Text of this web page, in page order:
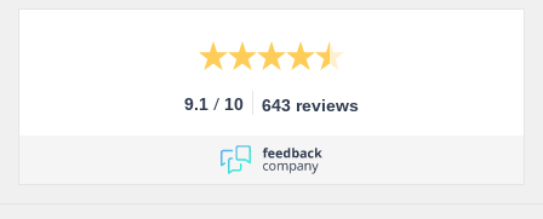
9.1 / 10 643 reviews